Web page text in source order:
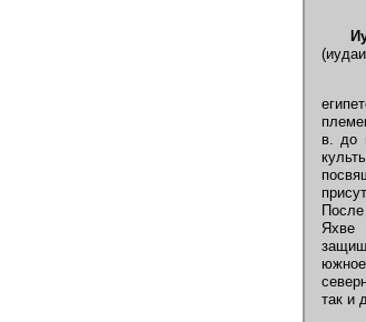
в. до
Яхве
так и